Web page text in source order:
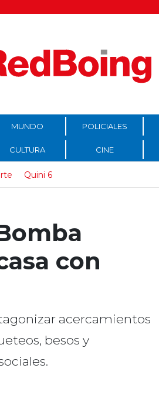
MUNDO POLICIALES
CULTURA CINE
Quini 6
con
acercamientos
besos y